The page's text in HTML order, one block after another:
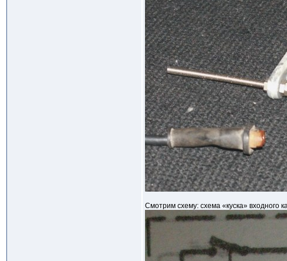
Смотрим схему: схема «куска» входного